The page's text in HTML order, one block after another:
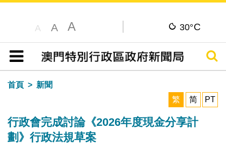
A A A 30°C
目錄
搜尋
首頁
新聞
繁
简 PT
行政會完成討論《2026年度現金分享計
劃》行政法規草案